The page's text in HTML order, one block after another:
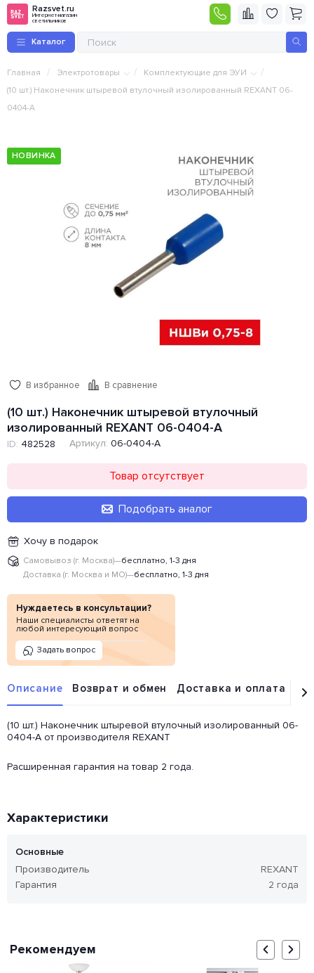
Razsvet.ru
Интернет-магазин
светильников
Каталог
Главная / Электротовары / Комплектующие для ЭУИ /
(10 шт.) Наконечник штыревой втулочный изолированный REXANT 06-
0404-A
НОВИНКА
В избранное В сравнение
(10 шт.) Наконечник штыревой втулочный
изолированный REXANT 06-0404-A
ID: 482528 Артикул: 06-0404-A
Товар отсутствует
Подобрать аналог
Хочу в подарок
Самовывоз (г. Москва)—бесплатно, 1-3 дня
Доставка (г. Москва и МО)—бесплатно, 1-3 дня
Нуждаетесь в консультации?
Наши специалисты ответят на
любой интересующий вопрос
Задать вопрос
Описание Возврат и обмен Доставка и оплата
(10 шт.) Наконечник штыревой втулочный изолированный 06-
0404-A от производителя REXANT
Расширенная гарантия на товар 2 года.
Характеристики
Основные
Производитель
REXANT
Гарантия
2 года
Рекомендуем